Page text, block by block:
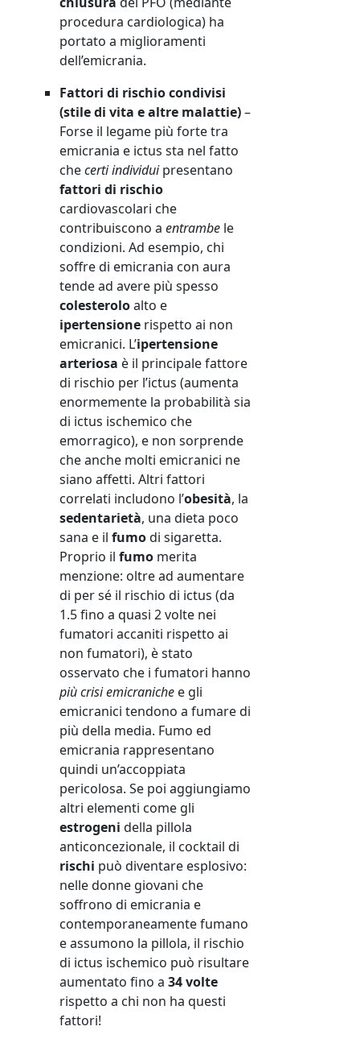
procedura cardiologica) ha
portato a miglioramenti
dell’emicrania.
Fattori di rischio condivisi
(stile di vita e altre malattie)–
Forse il legame più forte tra
emicrania e ictus sta nel fatto
checerti individuipresentano
fattori di rischio
cardiovascolari che
contribuiscono a entrambe le
condizioni. Ad esempio, chi
soffre di emicrania con aura
tende ad avere più spesso
colesteroloalto e
ipertensione rispetto ai non
emicranici. L’ipertensione
arteriosa è il principale fattore
di rischio per l’ictus (aumenta
enormemente la probabilità sia
di ictus ischemico che
emorragico), e non sorprende
che anche molti emicranici ne
siano affetti. Altri fattori
correlati includono l’obesità, la
sedentarietà, una dieta poco
sana e il fumodi sigaretta.
Proprio il fumo merita
menzione: oltre ad aumentare
di per sé il rischio di ictus (da
1.5 fino a quasi 2 volte nei
fumatori accaniti rispetto ai
non fumatori), è stato
osservato che i fumatori hanno
più crisi emicraniche e gli
emicranici tendono a fumare di
più della media. Fumo ed
emicrania rappresentano
quindi un’accoppiata
pericolosa. Se poi aggiungiamo
altri elementi come gli
estrogeni della pillola
anticoncezionale, il cocktail di
rischi può diventare esplosivo:
nelle donne giovani che
soffrono di emicrania e
contemporaneamente fumano
e assumono la pillola, il rischio
di ictus ischemico può risultare
aumentato fino a 34 volte
rispetto a chi non ha questi
fattori!